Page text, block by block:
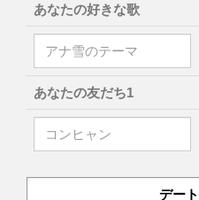
あなたの好きな歌
あなたの友だち1